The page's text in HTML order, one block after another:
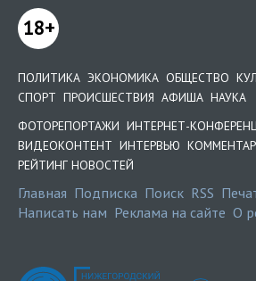
18+
ПОЛИТИКА ЭКОНОМИКА ОБЩЕСТВО
СПОРТ ПРОИСШЕСТВИЯ АФИША НАУКА
ФОТОРЕПОРТАЖИ ИНТЕРНЕТ-
ВИДЕОКОНТЕНТ ИНТЕРВЬЮ
РЕЙТИНГ НОВОСТЕЙ
Главная Подписка Поиск RSS
Написать нам Реклама на сайте О